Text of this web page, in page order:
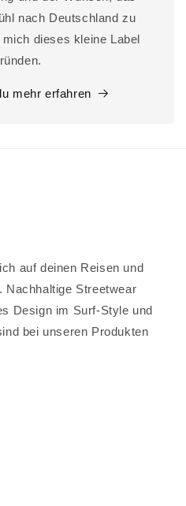
nach Deutschland zu
dieses kleine Label
mehr erfahren
auf deinen Reisen und
Nachhaltige Streetwear
Design im Surf-Style und
bei unseren Produkten